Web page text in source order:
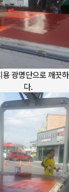
광명단으로 깨끗
다.